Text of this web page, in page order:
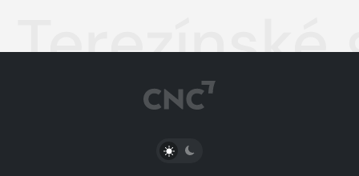
PŘEPNOUT SVĚTLÝ/TMAVÝ REŽIM